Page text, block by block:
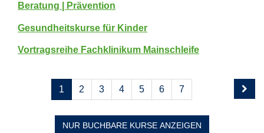
Beratung | Prävention
Gesundheitskurse für Kinder
Vortragsreihe Fachklinikum Mainschleife
Seiten
blättern
1 2 3 4 5 6 7
NUR BUCHBARE KURSE ANZEIGEN